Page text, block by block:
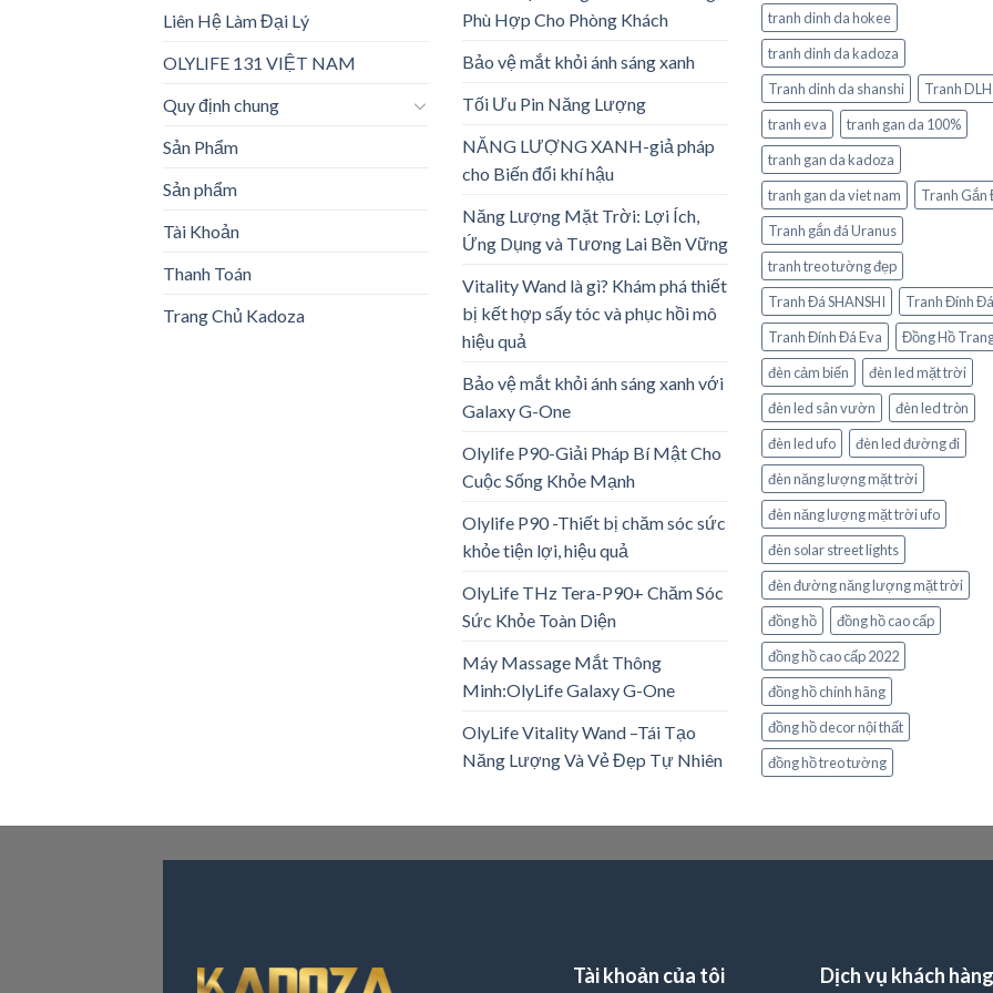
Liên Hệ Làm Đại Lý
OLYLIFE 131 VIỆT NAM
Quy định chung
Sản Phẩm
Sản phẩm
Tài Khoản
Thanh Toán
Trang Chủ Kadoza
Phù Hợp Cho Phòng Khách
Bảo vệ mắt khỏi ánh sáng xanh
Tối Ưu Pin Năng Lượng
NĂNG LƯỢNG XANH-giả pháp
cho Biến đổi khí hậu
Năng Lượng Mặt Trời: Lợi Ích,
Ứng Dụng và Tương Lai Bền Vững
Vitality Wand là gì? Khám phá thiết
bị kết hợp sấy tóc và phục hồi mô
hiệu quả
Bảo vệ mắt khỏi ánh sáng xanh với
Galaxy G-One
Olylife P90-Giải Pháp Bí Mật Cho
Cuộc Sống Khỏe Mạnh
Olylife P90 -Thiết bị chăm sóc sức
khỏe tiện lợi, hiệu quả
OlyLife THz Tera-P90+ Chăm Sóc
Sức Khỏe Toàn Diện
Máy Massage Mắt Thông
Minh:OlyLife Galaxy G-One
OlyLife Vitality Wand –Tái Tạo
Năng Lượng Và Vẻ Đẹp Tự Nhiên
tranh dinh da hokee
tranh dinh da kadoza
Tranh dinh da shanshi
Tranh DLH
tranh eva
tranh gan da 100%
tranh gan da kadoza
tranh gan da viet nam
Tranh Gắn
Tranh gắn đá Uranus
tranh treo tường đẹp
Tranh Đá SHANSHI
Tranh Đính Đá
Tranh Đính Đá Eva
Đồng Hồ
đèn cảm biến
đèn led mặt trời
đèn led sân vườn
đèn led tròn
đèn led ufo
đèn led đường đi
đèn năng lượng mặt trời
đèn năng lượng mặt trời ufo
đèn solar street lights
đèn đường năng lượng mặt trời
đồng hồ
đồng hồ cao cấp
đồng hồ cao cấp 2022
đồng hồ chính hãng
đồng hồ decor nội thất
đồng hồ treo tường
Tài khoản của tôi Dịch vụ khách hàng